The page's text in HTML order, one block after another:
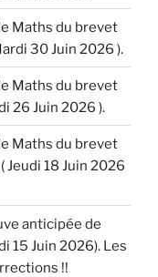
Maths du brevet
30 Juin 2026 ).
Maths du brevet
26 Juin 2026 ).
Maths du brevet
Jeudi 18 Juin 2026
anticipée de
15 Juin 2026). Les
!!